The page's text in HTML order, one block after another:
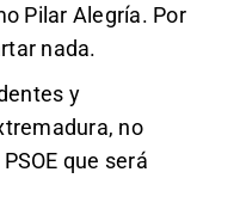
Pilar Alegría. Por
nada.
y
no
que será